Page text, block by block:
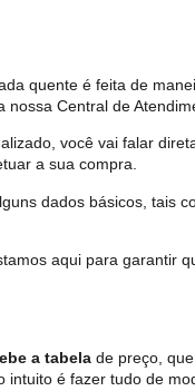
quente é feita de
Central de
você vai falar
a sua compra.
dados básicos, tais
aqui para garantir
a tabela de preço,
é fazer tudo de